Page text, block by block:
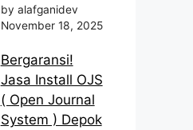
by alafganidev
November 18, 2025
Bergaransi!
Jasa Install OJS
( Open Journal
System ) Depok